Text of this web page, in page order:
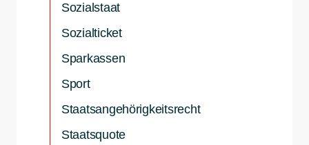
Sozialstaat
Sozialticket
Sparkassen
Sport
Staatsangehörigkeitsrecht
Staatsquote